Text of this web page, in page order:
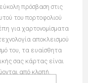
πρόσβαση στις
του πορτοφολιού
για χαρτονομίσματα
αποκλεισμού
του, τα ευαίσθητα
σας κάρτας είναι
από κλοπή.